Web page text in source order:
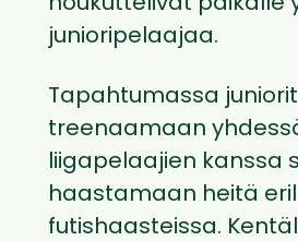
houkuttelivat paikalle
junioripelaajaa.
Tapahtumassa
treenaamaan
liigapelaajien kanssa
haastamaan heitä
futishaasteissa.